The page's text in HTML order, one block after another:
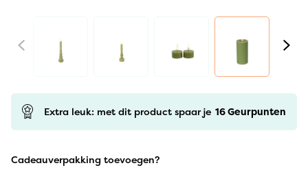
Extra leuk: met dit product spaar je 16Geurpunten
Cadeauverpakking toevoegen?